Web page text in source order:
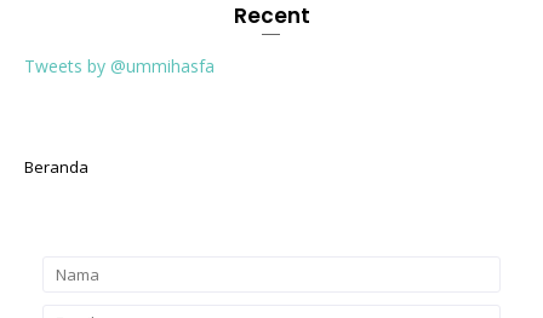
Recent
Tweets by @ummihasfa
Beranda